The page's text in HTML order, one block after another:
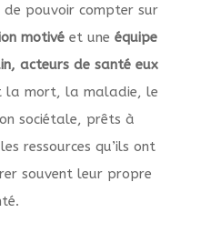
de pouvoir compter sur
motivéet une équipe
acteurs de santé eux
la mort, la maladie, le
sociétale, prêts à
ressources qu’ils ont
souvent leur propre